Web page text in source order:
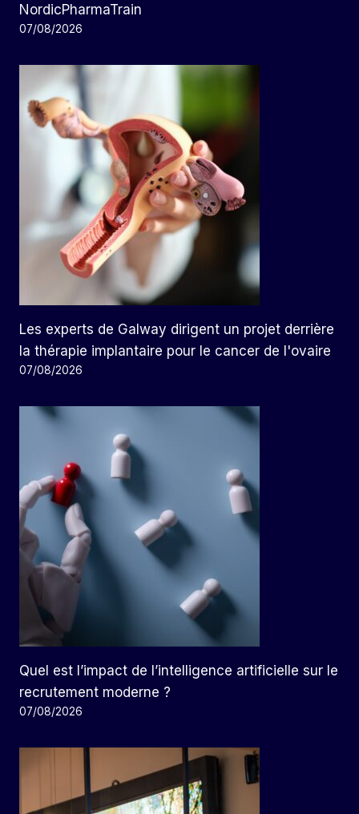
NordicPharmaTrain
07/08/2026
Les experts de Galway dirigent un projet derrière
la thérapie implantaire pour le cancer de l'ovaire
07/08/2026
Quel est l’impact de l’intelligence artificielle sur le
recrutement moderne ?
07/08/2026